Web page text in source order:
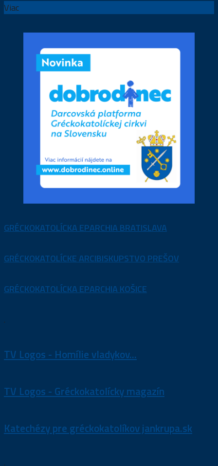
Viac
GRÉCKOKATOLÍCKA EPARCHIA BRATISLAVA
GRÉCKOKATOLÍCKE ARCIBISKUPSTVO PREŠOV
GRÉCKOKATOLÍCKA EPARCHIA KOŠICE
.
TV Logos - Homílie vladykov...
TV Logos - Gréckokatolícky magazín
Katechézy pre gréckokatolíkov jankrupa.sk
.